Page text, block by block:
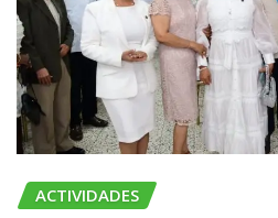
ACTIVIDADES